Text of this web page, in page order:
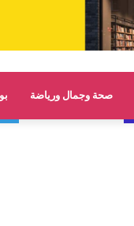
صحة وجمال ورياضة